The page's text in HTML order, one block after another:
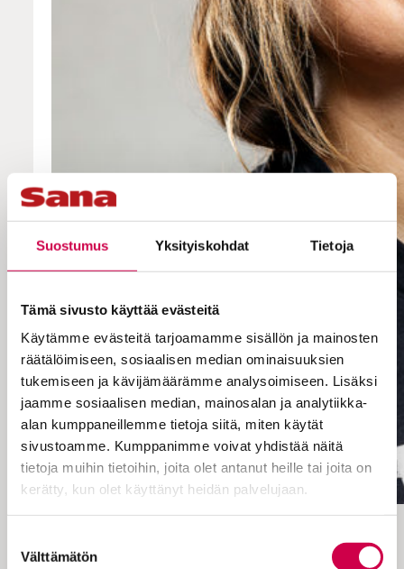
Suostumus Yksityiskohdat Tietoja
Tämä sivusto käyttää evästeitä
Käytämme evästeitä tarjoamamme sisällön ja mainosten
räätälöimiseen, sosiaalisen median ominaisuuksien
tukemiseen ja kävijämäärämme analysoimiseen. Lisäksi
jaamme sosiaalisen median, mainosalan ja analytiikka-
alan kumppaneillemme tietoja siitä, miten käytät
sivustoamme. Kumppanimme voivat yhdistää näitä
tietoja muihin tietoihin, joita olet antanut heille tai joita on
kerätty, kun olet käyttänyt heidän palvelujaan.
valinta
Välttämätön
Voimannostosuorituksessa olennaista
puolella. Korvien välinen liike on yhtä